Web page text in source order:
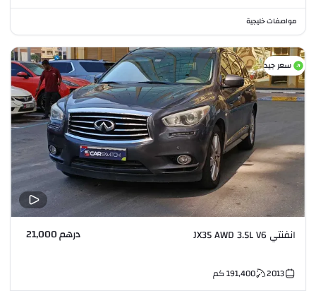
مواصفات خليجية
سعر جيد
انفنتي JX35 AWD 3.5L V6 درهم 21,000
2013
191,400كم